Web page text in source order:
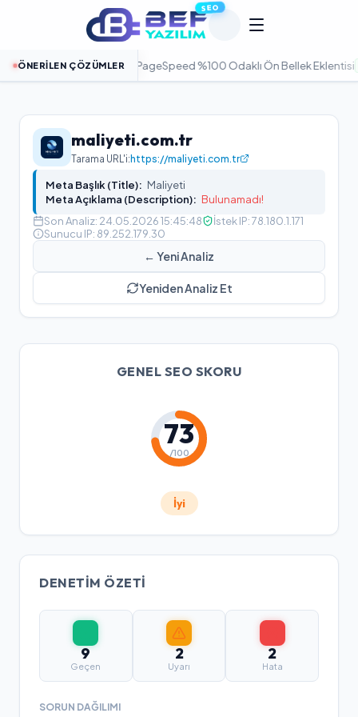
SEO
ÖNERILEN ÇÖZÜMLER
Pro:WordPress PageSpeed %100 Odaklı Ön Bellek Eklentisi
maliyeti.com.tr
Tarama URL'i:https://maliyeti.com.tr
Meta Başlık (Title): Maliyeti
Meta Açıklama (Description): Bulunamadı!
Son Analiz: 24.05.2026 15:45:48 İstek IP:78.180.1.171
Sunucu IP: 89.252.179.30
← Yeni Analiz
Yeniden Analiz Et
GENEL SEO SKORU
73
/100
İyi
DENETIM ÖZETI
9
Geçen
2
Uyarı
2
Hata
SORUN DAĞILIMI